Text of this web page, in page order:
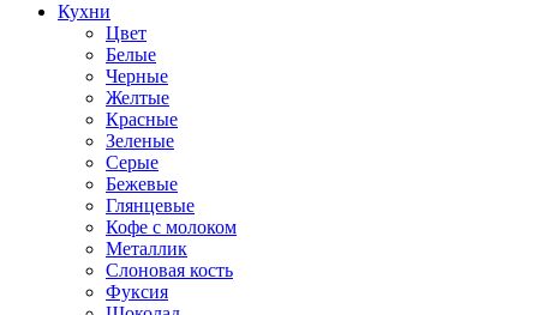
Кухни
Цвет
Белые
Черные
Желтые
Красные
Зеленые
Серые
Бежевые
Глянцевые
Кофе с молоком
Металлик
Слоновая кость
Фуксия